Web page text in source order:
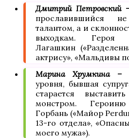
Дмитрий Петровский
прославившийся
талантом, а и
выходкам. Героя
Лагашкин
актрису», «Мальдивы
Марина Хрумкина –
уровня, бывшая
старается
монстром.
Горбань («Майор
13-го отдела»,
моего мужа»).